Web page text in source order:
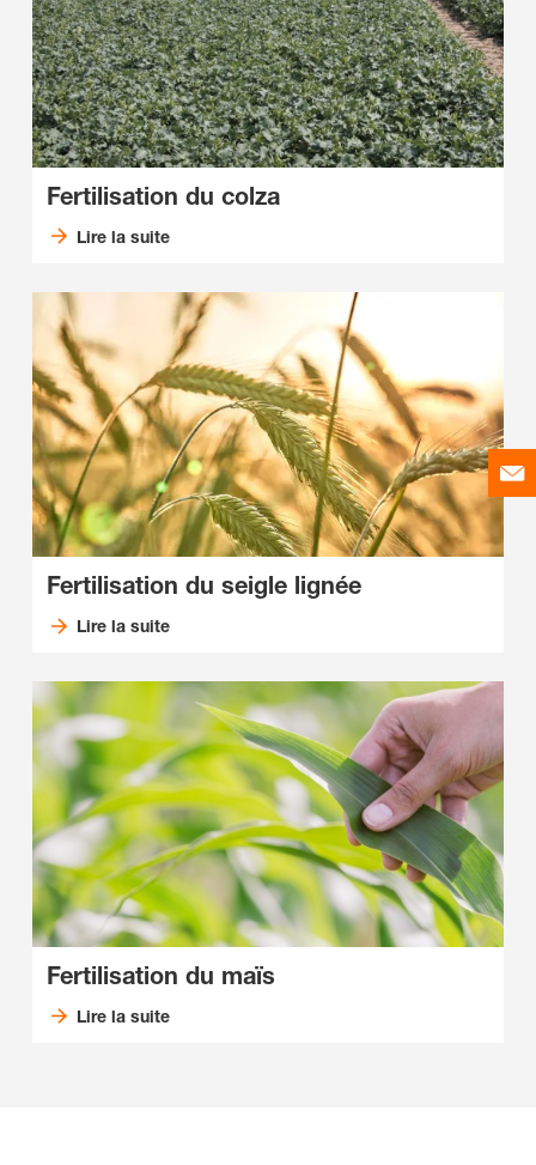
Fertilisation du colza
Lire la suite
Fertilisation du seigle lignée
Lire la suite
Fertilisation du maïs
Lire la suite